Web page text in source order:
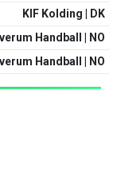
KIF Kolding | DK
Handball | NO
Handball | NO